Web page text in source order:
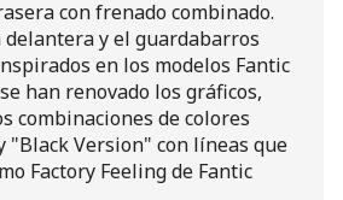
con frenado combinado.
y el guardabarros
en los modelos Fantic
han renovado los gráficos,
combinaciones de colores
"Black Version" con líneas que
Factory Feeling de Fantic